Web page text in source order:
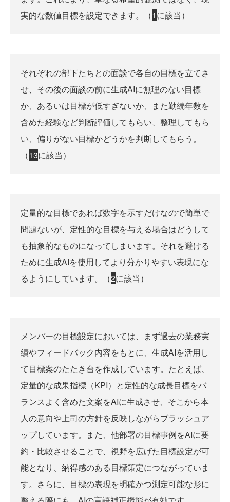
実的な数値目標を設定できます。（1に該当）
それぞれの部下たちとの面談で各自の目標を立てさ
せ、その後の面談の前に生成AIに無理のない目標
か、あるいは目標が低すぎないか、また勤続年数を
含めた経験など判断評価してもらい、整理してもら
い、偏りがない目標かどうかを判断してもらう。
（13に該当）
定量的な目標であれば数字を示すだけなので簡単で
問題ないが、定性的な目標を与える場合はどうして
も抽象的なものになってしまいます。それを避ける
ために生成AIを使用してより分かりやすい表現にな
るようにしています。（2に該当）
メンバーの目標設定においては、まず過去の業務実
績やフィードバック内容をもとに、生成AIを活用し
て目標案のたたき台を作成しています。たとえば、
定量的な成果指標（KPI）と定性的な成長目標をバ
ランスよく含めた文案をAIに生成させ、そこから本
人の意向や上司の方針を反映しながらブラッシュア
ップしています。また、他部署の目標事例をAIに要
約・比較させることで、視野を広げた目標設定が可
能となり、納得感のある目標策定につながっていま
す。さらに、目標の表現を明確かつ測定可能な形に